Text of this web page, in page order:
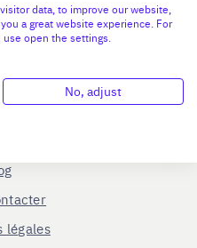
plus
nous ?
légales
data, to improve our website,
a great website experience. For
open the settings.
No, adjust